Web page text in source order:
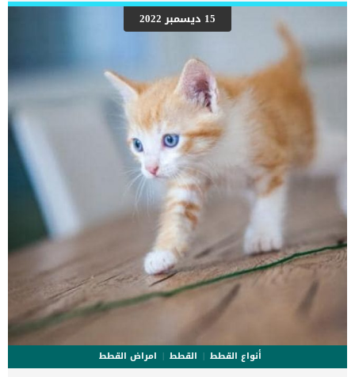
الكلى عند الكلاب ستظهر علامات سرطان الكلى عند الكلاب فى اكثر من
شكل لتدل على الحالة الصحية السيئة عند الكلب _وجع بطن _ انتفاخ البطن
_ فقدان الشهية _قلة الوزن _ غثيان _ القيء _ الخمول _ اكتئاب _ دم في
البول يكتشف معظم الأطباء البيطريين أورام الكلى عن طريق الشعور
الجسدي بوجود كلية متضخمة أو شديدة الصلابة أثناء الفحص السنوي
الروتيني. اقرأ ايضا: كلبى يعانى […]
15 ديسمبر 2022
أنواع القطط القطط
امراض القطط